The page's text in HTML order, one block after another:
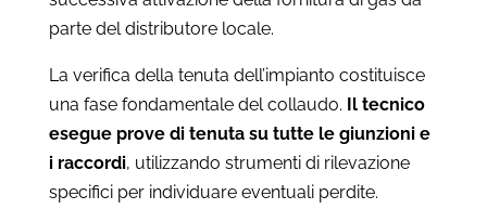
parte del distributore locale.
La verifica della tenuta dell’impianto costituisce
una fase fondamentale del collaudo. Il tecnico
esegue prove di tenuta su tutte le giunzioni e
i raccordi, utilizzando strumenti di rilevazione
specifici per individuare eventuali perdite.